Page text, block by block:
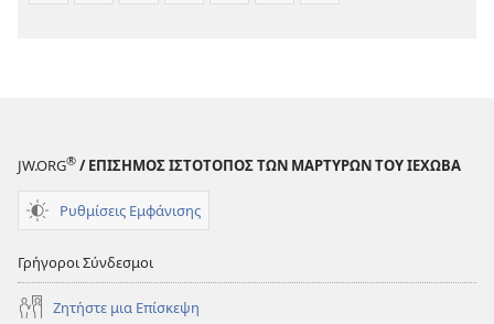
JW.ORG® / ΕΠΙΣΗΜΟΣ ΙΣΤΟΤΟΠΟΣ ΤΩΝ ΜΑΡΤΥΡΩΝ ΤΟΥ ΙΕΧΩΒΑ
Ρυθμίσεις Εμφάνισης
Γρήγοροι Σύνδεσμοι
Ζητήστε μια Επίσκεψη